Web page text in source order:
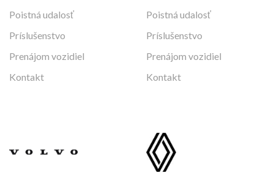
Poistná udalosť
Príslušenstvo
Prenájom vozidiel
Kontakt
Poistná udalosť
Príslušenstvo
Prenájom vozidiel
Kontakt